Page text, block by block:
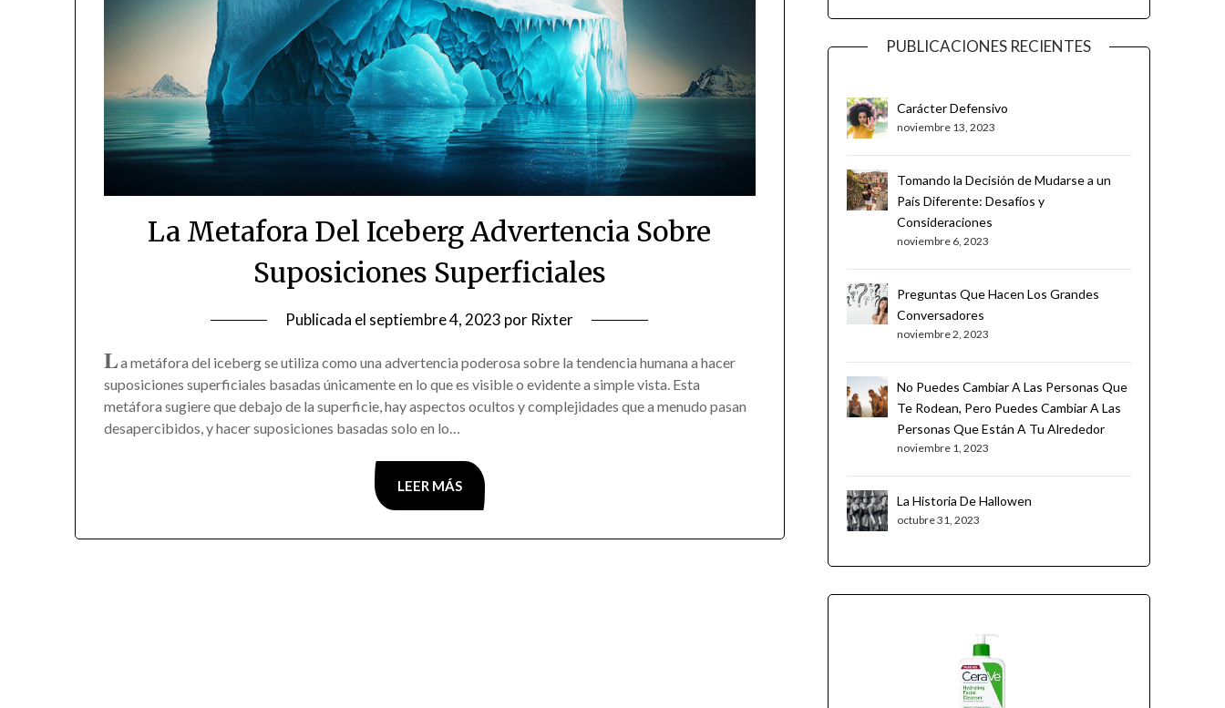
La Metafora Del Iceberg Advertencia Sobre
Suposiciones Superficiales
Publicada el septiembre 4, 2023 por Rixter
La metáfora del iceberg se utiliza como una advertencia poderosa sobre la tendencia humana a hacer
suposiciones superficiales basadas únicamente en lo que es visible o evidente a simple vista. Esta
metáfora sugiere que debajo de la superficie, hay aspectos ocultos y complejidades que a menudo pasan
desapercibidos, y hacer suposiciones basadas solo en lo…
LEER MÁS
PUBLICACIONES RECIENTES
Carácter Defensivo
noviembre 13, 2023
Tomando la Decisión de Mudarse a un
País Diferente: Desafíos y
Consideraciones
noviembre 6, 2023
Preguntas Que Hacen Los Grandes
Conversadores
noviembre 2, 2023
No Puedes Cambiar A Las Personas Que
Te Rodean, Pero Puedes Cambiar A Las
Personas Que Están A Tu Alrededor
noviembre 1, 2023
La Historia De Hallowen
octubre 31, 2023